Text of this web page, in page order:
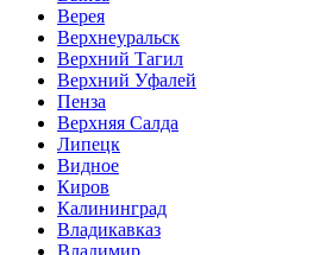
Верея
Верхнеуральск
Верхний Тагил
Верхний Уфалей
Пенза
Верхняя Салда
Липецк
Видное
Киров
Калининград
Владикавказ
Владимир